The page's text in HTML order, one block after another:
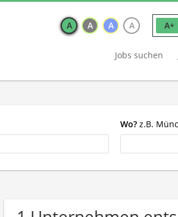
A A A A A+
Jobs suchen
Wo? z.B.